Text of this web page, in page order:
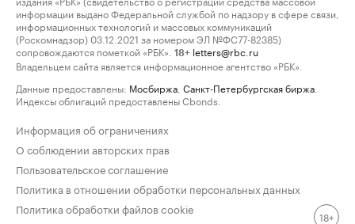
информации выдано Федеральной службой по надзору в сфере связи,
информационных технологий и массовых коммуникаций
(Роскомнадзор) 03.12.2021 за номером ЭЛ №ФС77-82385)
сопровождаются пометкой «РБК».
18+ letters@rbc.ru
Владельцем сайта является информационное агентство «РБК».
Данные предоставлены: Мосбиржа Санкт-Петербургская биржа
Индексы облигаций предоставлены Cbonds.
Информация об ограничениях
О соблюдении авторских прав
Пользовательское соглашение
Политика в отношении обработки персональных данных
Политика обработки файлов cookie
18+